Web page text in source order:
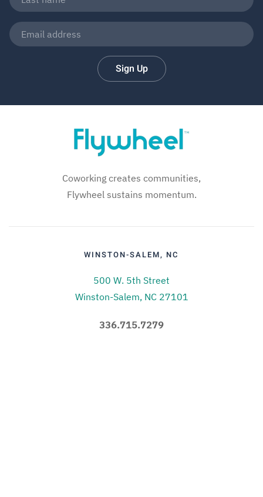
Sign Up
Coworking creates communities,
Flywheel sustains momentum.
WINSTON-SALEM, NC
500 W. 5th Street
Winston-Salem, NC 27101
336.715.7279